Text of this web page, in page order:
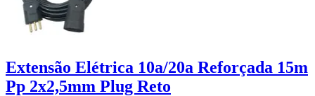
Extensão Elétrica 10a/20a Reforçada 15m
Pp 2x2,5mm Plug Reto